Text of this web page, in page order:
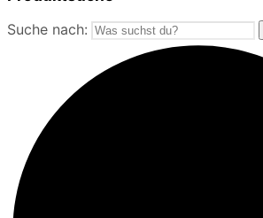
Suche nach: